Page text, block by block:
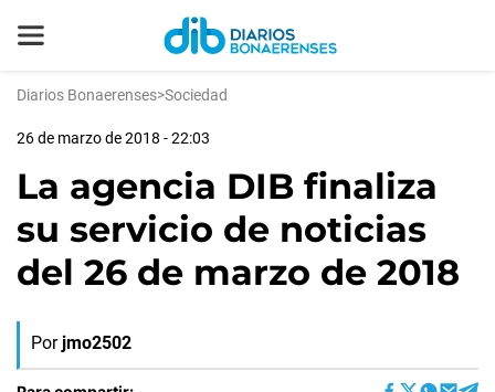
Diarios Bonaerenses>Sociedad
26 de marzo de 2018 - 22:03
La agencia DIB finaliza
su servicio de noticias
del 26 de marzo de 2018
Por jmo2502